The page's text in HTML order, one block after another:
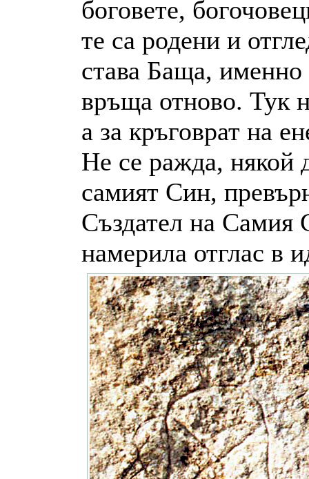
боговете,
те са родени и
става Баща, именно
връща отново. Тук
а за кръговрат на
Не се ражда, някой
самият Син,
Създател на Самия
намерила отглас в